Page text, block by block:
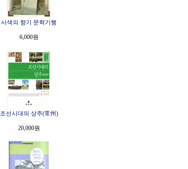
사색의 향기 문학기행
6,000원
조선시대의 상주(常州)
20,000원